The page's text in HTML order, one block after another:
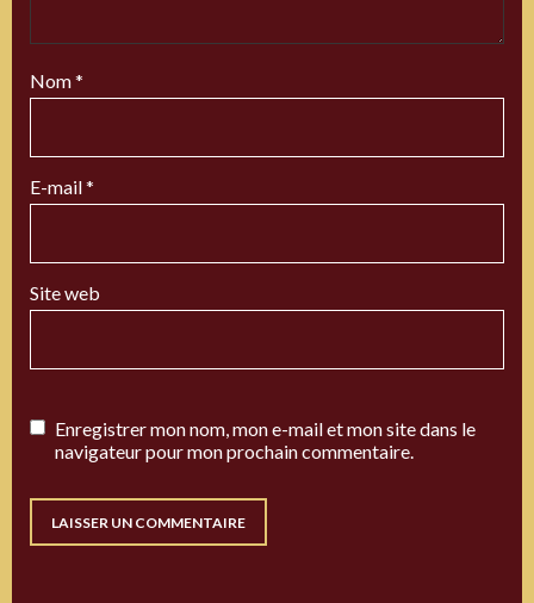
Nom*
E-mail*
Site web
Enregistrer mon nom, mon e-mail et mon site dans le
navigateur pour mon prochain commentaire.